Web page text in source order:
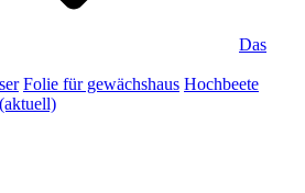
Das
Folie für gewächshaus Hochbeete
(aktuell)